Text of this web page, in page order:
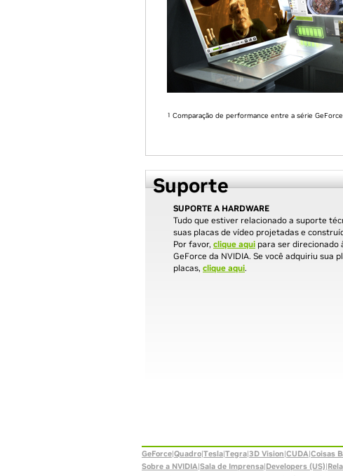
1 Comparação de performance entre a série
Suporte
SUPORTE A HARDWARE
Tudo que estiver relacionado a suporte
suas placas de vídeo projetadas e
Por favor, clique aqui para ser direcionado
GeForce da NVIDIA. Se você adquiriu sua
placas, clique aqui.
GeForce|Quadro|Tesla|Tegra|3D Vision|CUDA|Coisas
Sobre a NVIDIA|Sala de Imprensa|Developers (US)|